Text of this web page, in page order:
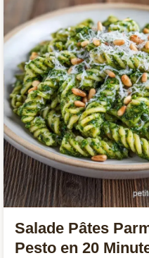
Salade Pâtes
Pesto en 20